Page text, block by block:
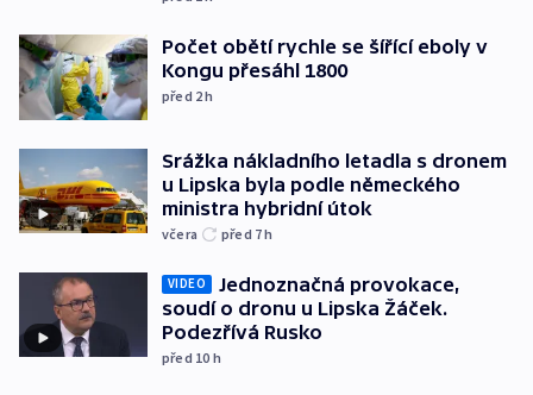
Počet obětí rychle se šířící eboly v
Kongu přesáhl 1800
před 2h
Srážka nákladního letadla s dronem
u Lipska byla podle německého
ministra hybridní útok
včera před 7h
VIDEO
Jednoznačná provokace,
soudí o dronu u Lipska Žáček.
Podezřívá Rusko
před 10 h